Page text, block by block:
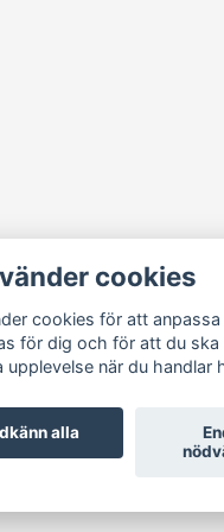
cookies
cookies för att anpassa
för dig och för att du ska
upplevelse när du handlar
alla